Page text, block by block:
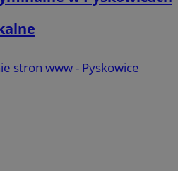
stron www - Pyskowice